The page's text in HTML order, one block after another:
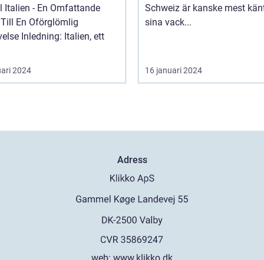
Italien - En Omfattande
En Oförglömlig
Italien, ett
2024
Schweiz är kanske mest
sina vack...
16 januari 2024
Adress